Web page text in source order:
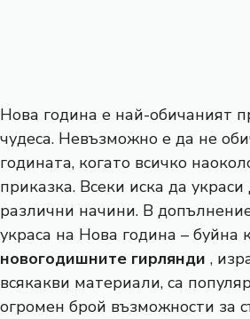
Нова година е най-обичаният
чудеса. Невъзможно е да не
годината, когато всичко
приказка. Всеки иска да
различни начини. В
украса на Нова година – буйна
новогодишните гирлянди ,
всякакви материали, са
огромен брой възможности за